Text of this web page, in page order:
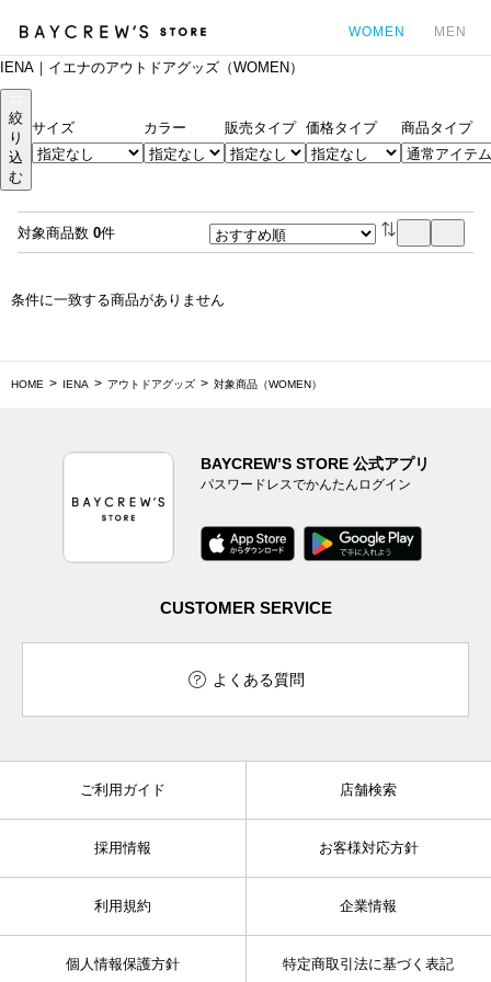
WOMEN MEN
IENA｜イエナのアウトドアグッズ（WOMEN）
絞
り
込
む
サイズ カラー 販売タイプ 価格タイプ 商品タイプ
対象商品数 0件
条件に一致する商品がありません
HOME IENA アウトドアグッズ 対象商品（WOMEN）
BAYCREW’S STORE 公式アプリ
パスワードレスでかんたんログイン
CUSTOMER SERVICE
よくある質問
ご利用ガイド 店舗検索
採用情報 お客様対応方針
利用規約 企業情報
個人情報保護方針 特定商取引法に基づく表記